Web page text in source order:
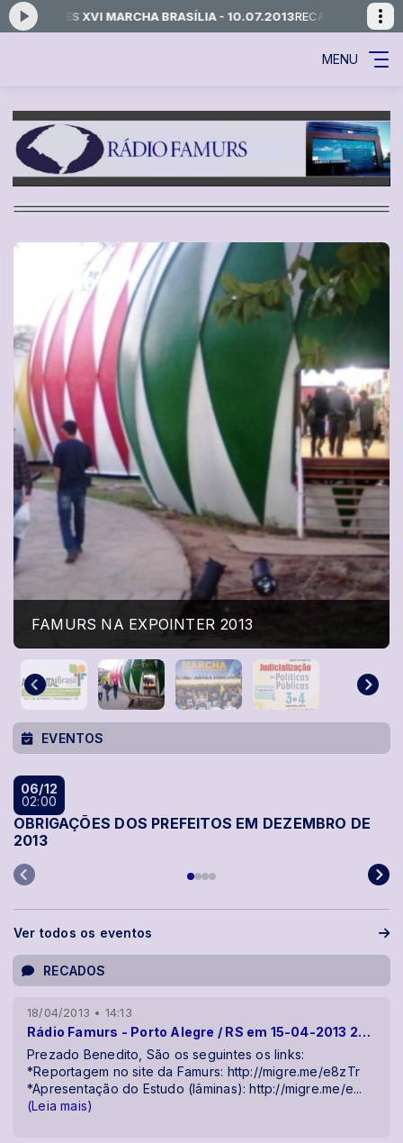
MARCHA BRASÍLIA - 10.07.2013RECANTO DO RÁDIO com Equipe
MENU
FAMURS NA EXPOINTER 2013
EVENTOS
06/12
02:00
OBRIGAÇÕES DOS PREFEITOS EM DEZEMBRO DE
2013
Ver todos os eventos
RECADOS
Rádio Famurs - Porto Alegre / RS em 15-04-2013 22:22 /
18/04/2013 • 14:13
Prezado Benedito, São os seguintes os links:
*Reportagem no site da Famurs: http://migre.me/e8zTr
*Apresentação do Estudo (lâminas): http://migre.me/e...
(Leia mais)